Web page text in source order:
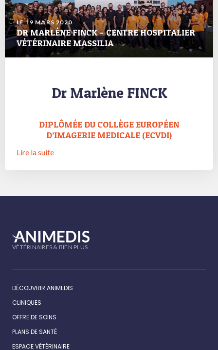
LE 19 MARS 2020
DR MARLÈNE FINCK – CENTRE HOSPITALIER
VÉTÉRINAIRE MASSILIA
Dr Marlène FINCK
DIPLÔMÉE DU COLLÈGE EUROPÉEN
D’IMAGERIE MEDICALE (ECVDI)
Lire la suite
VÉTÉRINAIRES & BIEN PLUS
DÉCOUVRIR ANIMEDIS
CLINIQUES
OFFRE DE SOINS
PLANS DE SANTÉ
ESPACE VÉTÉRINAIRE